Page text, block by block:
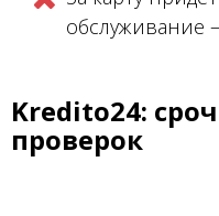
обслуживание
Kredito24:
проверок